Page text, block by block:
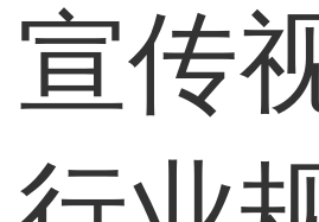
宣传